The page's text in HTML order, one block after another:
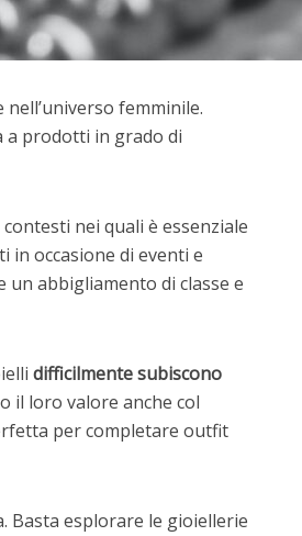
femminile.
a prodotti in grado di
nei quali è essenziale
in occasione di eventi e
un abbigliamento di classe e
difficilmente subiscono
il loro valore anche col
per completare outfit
Basta esplorare le gioiellerie